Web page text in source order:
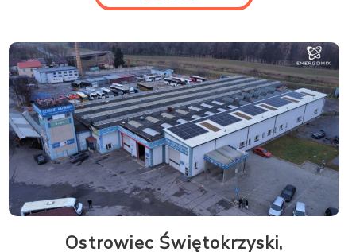
Ostrowiec Świętokrzyski,